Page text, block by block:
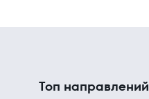
Топ направлений